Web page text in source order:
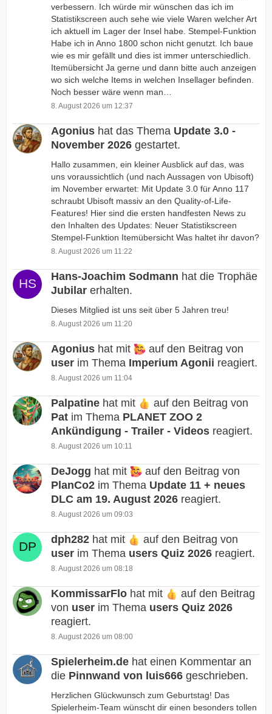
verbessern. Ich würde mir wünschen das ich im
Statistikscreen auch sehe wie viele Waren welcher Art
ich aktuell im Lager der Insel habe. Stempel-Funktion
Habe ich in Anno 1800 schon nicht genutzt. Ich baue
wie es mir gefällt und dies ist immer unterschiedlich.
Itemübersicht Ja gerne und dann bitte auch anzeigen
wo sich welche Items in welchen Insellager befinden.
Noch besser wäre wenn man…
8. August 2026 um 12:37
Agonius hat das Thema Update 3.0 -
November 2026 gestartet.
Hallo zusammen, ein kleiner Ausblick auf das, was
uns voraussichtlich (und nach Aussagen von Ubisoft)
im November erwartet: Mit Update 3.0 für Anno 117
schraubt Ubisoft massiv an den Quality-of-Life-
Features! Hier sind die ersten handfesten News zu
den Inhalten des Updates: Neuer Statistikscreen
Stempel-Funktion Itemübersicht Was haltet ihr davon?
8. August 2026 um 11:22
Hans-Joachim Sodmann hat die Trophäe
Jubilar erhalten.
Dieses Mitglied ist uns seit über 5 Jahren treu!
8. August 2026 um 11:20
Agonius hat mit
auf den Beitrag von
user im Thema Imperium Agonii reagiert.
8. August 2026 um 11:04
Palpatine hat mit
auf den Beitrag von
Pat im Thema PLANET ZOO 2
Ankündigung - Trailer - Videos reagiert.
8. August 2026 um 10:11
DeJogg hat mit
auf den Beitrag von
PlanCo2 im Thema Update 11 + neues
DLC am 19. August 2026 reagiert.
8. August 2026 um 09:03
dph282 hat mit
auf den Beitrag von
user im Thema users Quiz 2026 reagiert.
8. August 2026 um 08:18
KommissarFlo hat mit
auf den Beitrag
von user im Thema users Quiz 2026
reagiert.
8. August 2026 um 08:00
Spielerheim.de hat einen Kommentar an
die Pinnwand von luis666 geschrieben.
Herzlichen Glückwunsch zum Geburtstag! Das
Spielerheim-Team wünscht dir einen besonders tollen